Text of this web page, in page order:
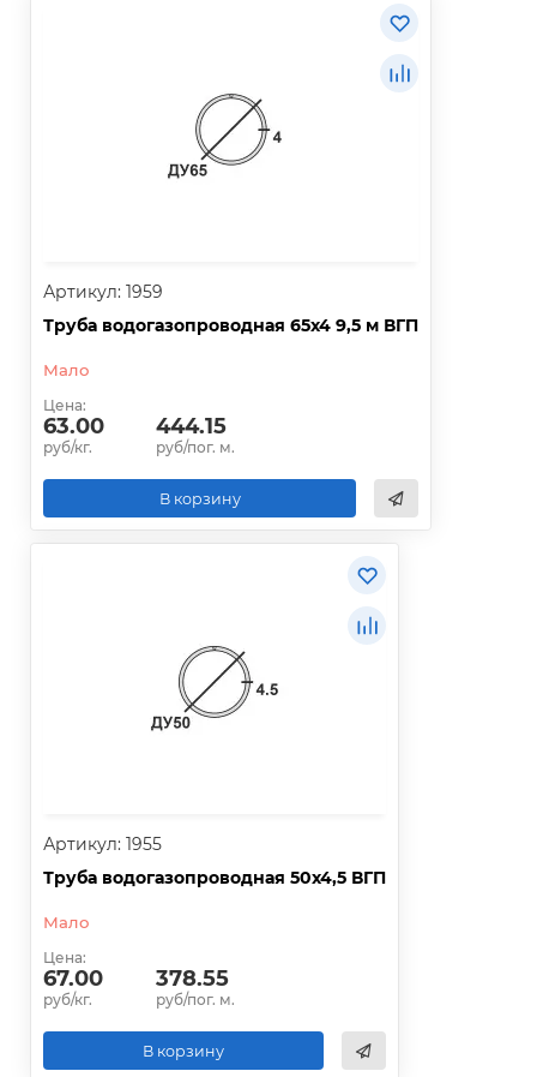
Артикул: 1959
Труба водогазопроводная 65х4 9,5 м ВГП
Мало
Цена:
63.00
руб/кг.
444.15
руб/пог. м.
В корзину
Артикул: 1955
Труба водогазопроводная 50х4,5 ВГП
Мало
Цена:
67.00
руб/кг.
378.55
руб/пог. м.
В корзину